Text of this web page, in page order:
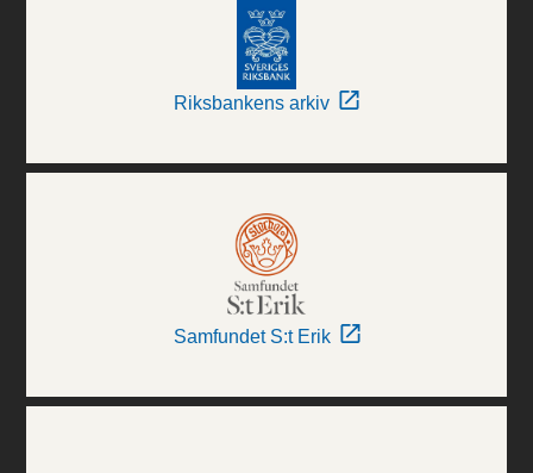
Riksbankens arkiv
Samfundet S:t Erik